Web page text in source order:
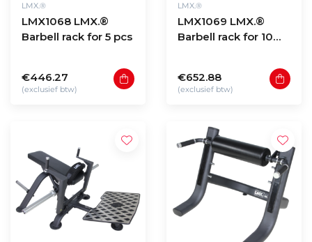
LMX.®
LMX1068 LMX.®
Barbell rack for 5 pcs
€446.27
(exclusief btw)
LMX.®
LMX1069 LMX.®
Barbell rack for 10
€652.88
(exclusief btw)